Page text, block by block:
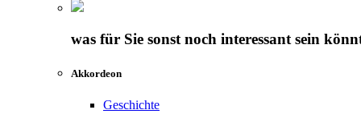
was für Sie sonst noch interessant sein
Akkordeon
Geschichte